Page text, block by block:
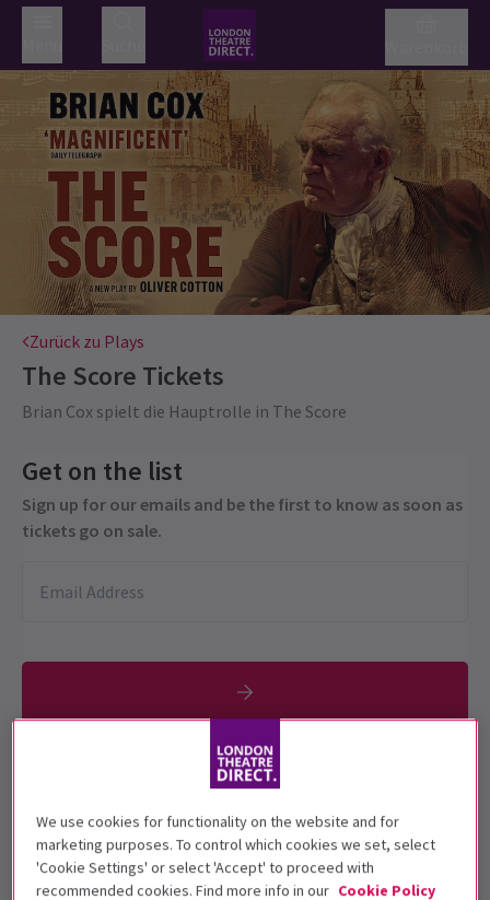
Zurück zu Plays
The Score Tickets
Brian Cox spielt die Hauptrolle in The Score
Get on the list
Sign up for our emails and be the first to know as soon as
tickets go on sale.
Diese Produktion wird für 12+ Jahre
empfohlen
Vorstellungsdatum
20 February - 26 April 2025
We use cookies for functionality on the website and for
marketing purposes. To control which cookies we set, select
'Cookie Settings' or select 'Accept' to proceed with
recommended cookies. Find more info in our Cookie Policy